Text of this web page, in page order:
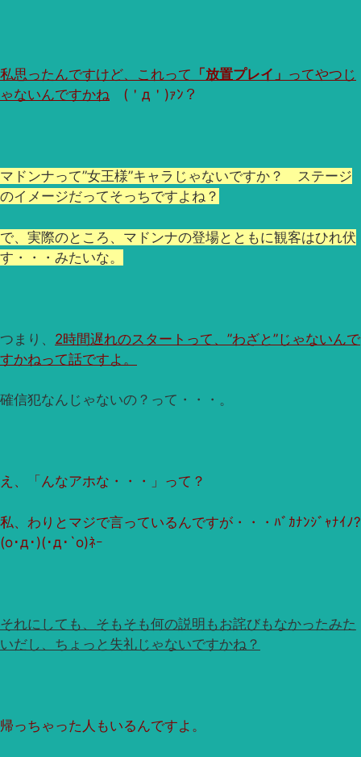
私思ったんですけど、これって 「放置プレイ」 ってやつじ
ゃないんですかね (＇д＇)ｧﾝ？
マドンナって”女王様”キャラじゃないですか？ ステージ
のイメージだってそっちですよね？
で、実際のところ、マドンナの登場とともに観客はひれ伏
す・・・みたいな。
つまり、 2時間遅れのスタートって、”わざと”じゃないんで
すかねって話ですよ。
確信犯なんじゃないの？って・・・。
え、「んなアホな・・・」って？
私、わりとマジで言っているんですが・・・ﾊﾞｶﾅﾝｼﾞｬﾅｲﾉ?
(ο･д･)(･д･`ο)ﾈｰ
それにしても、そもそも何の説明もお詫びもなかったみた
いだし、ちょっと失礼じゃないですかね？
帰っちゃった人もいるんですよ。